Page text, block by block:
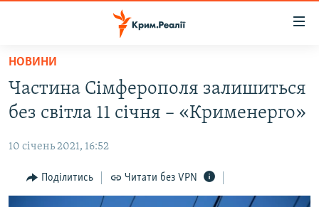
Перейти
основного
матеріалу
до
навігації
Перейти
ВОДА.КРИМ
ПОЛІТИКА
БЛОГИ
НОВИНИ
Частина Сімферополя залишиться
без світла 11 січня – «Крименерго»
10 січень 2021, 16:52
Поділитись Читати без VPN